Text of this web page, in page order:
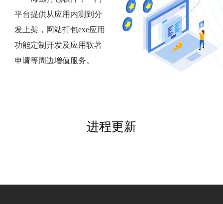
平台提供从应用内测到分
发上架，网站打包exe应用
功能定制开发及应用软著
申请等周边增值服务。
进程更新